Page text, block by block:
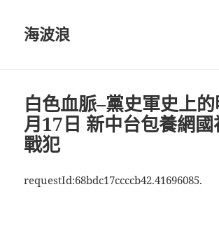
海波浪
白色血脈–黨史軍史上
月17日 新中台包養網
戰犯
requestId:68bdc17ccccb42.41696085.